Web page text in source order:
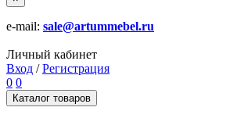
e-mail: sale@artummebel.ru
Личный кабинет
Вход / Регистрация
0 0
Каталог товаров